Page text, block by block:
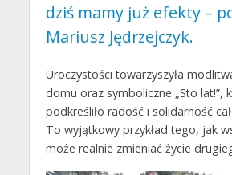
dziś mamy już efekty –
Mariusz Jędrzejczyk.
Uroczystości towarzyszyła
domu oraz symboliczne „Sto lat!”,
podkreśliło radość i solidarność
To wyjątkowy przykład tego, jak
może realnie zmieniać życie